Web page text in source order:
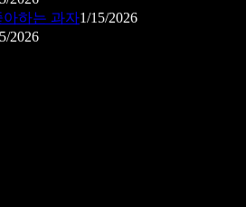
하는 과자1/15/2026
2026